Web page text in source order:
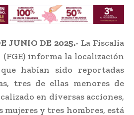
JUNIO DE 2025.- La Fiscalía
(FGE) informa la localización
habían sido reportadas
tres de ellas menores de
en diversas acciones,
mujeres y tres hombres, está